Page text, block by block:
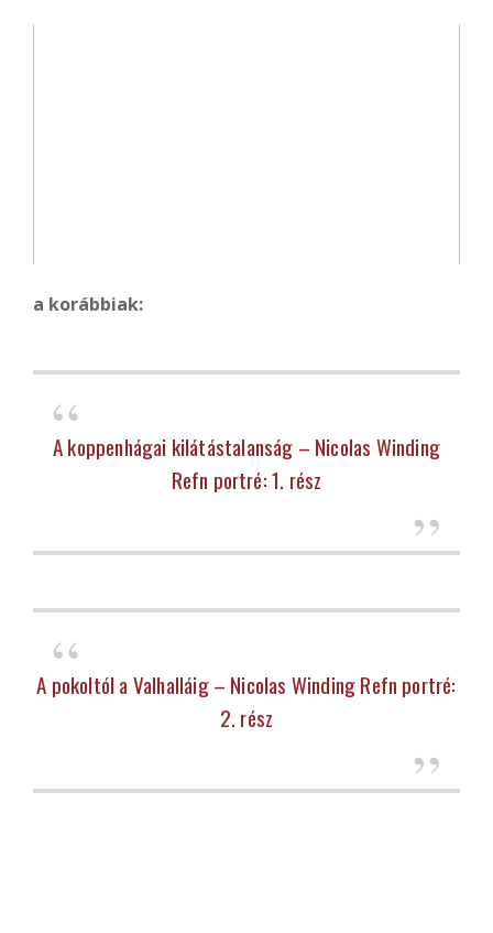
a korábbiak:
A koppenhágai kilátástalanság – Nicolas Winding
Refn portré: 1. rész
A pokoltól a Valhalláig – Nicolas Winding Refn portré:
2. rész